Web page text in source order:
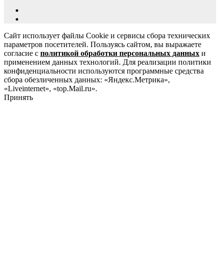
Сайт использует файлы Cookie и сервисы сбора технических
параметров посетителей. Пользуясь сайтом, вы выражаете
согласие с политикой обработки персональных данных и
применением данных технологий. Для реализации политики
конфиденциальности используются программные средства
сбора обезличенных данных: «Яндекс.Метрика»,
«Liveinternet», «top.Mail.ru».
Принять